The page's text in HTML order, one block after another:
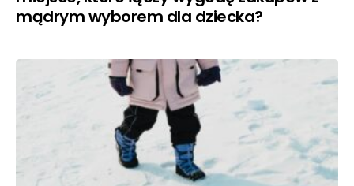
mądrym wyborem dla dziecka?